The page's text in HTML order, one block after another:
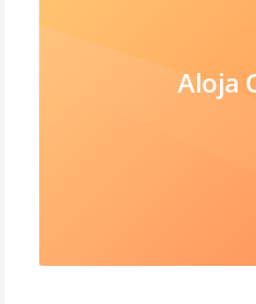
Aloja